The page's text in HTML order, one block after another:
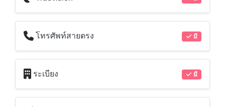
โทรศัพท์สายตรง มี
ระเบียง มี